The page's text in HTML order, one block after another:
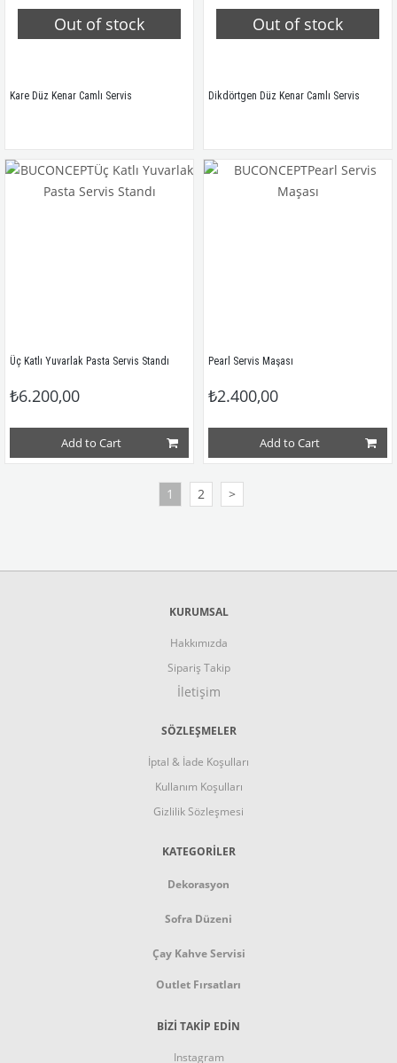
Out of stock
Kare Düz Kenar Camlı Servis
Out of stock
Dikdörtgen Düz Kenar Camlı Servis
Üç Katlı Yuvarlak Pasta Servis Standı
₺6.200,00
Add to Cart
Pearl Servis Maşası
₺2.400,00
Add to Cart
1 2 >
KURUMSAL
Hakkımızda
Sipariş Takip
İletişim
SÖZLEŞMELER
İptal & İade Koşulları
Kullanım Koşulları
Gizlilik Sözleşmesi
KATEGORİLER
Dekorasyon
Sofra Düzeni
Çay Kahve Servisi
Outlet Fırsatları
BİZİ TAKİP EDİN
Instagram